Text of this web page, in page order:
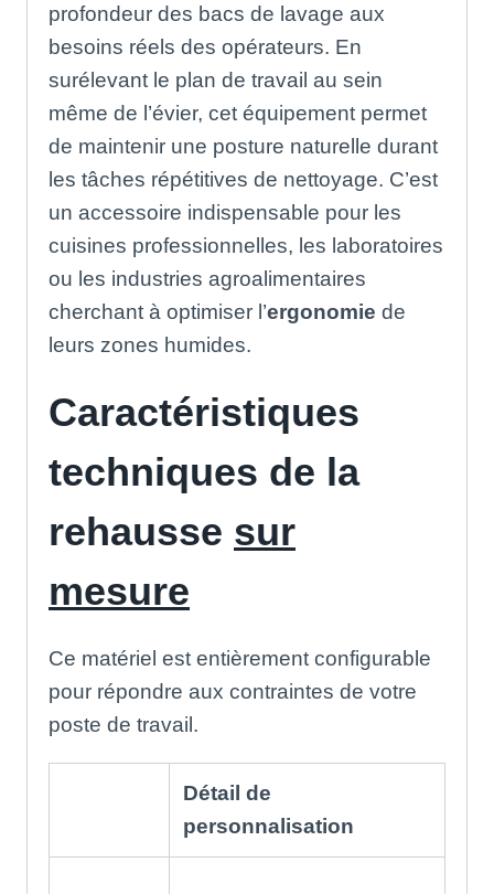
profondeur des bacs de lavage aux
besoins réels des opérateurs. En
surélevant le plan de travail au sein
même de l’évier, cet équipement permet
de maintenir une posture naturelle durant
les tâches répétitives de nettoyage. C’est
un accessoire indispensable pour les
cuisines professionnelles, les laboratoires
ou les industries agroalimentaires
cherchant à optimiser l’ergonomie de
leurs zones humides.
Caractéristiques
techniques de la
rehausse sur
mesure
Ce matériel est entièrement configurable
pour répondre aux contraintes de votre
poste de travail.
Détail de
personnalisation